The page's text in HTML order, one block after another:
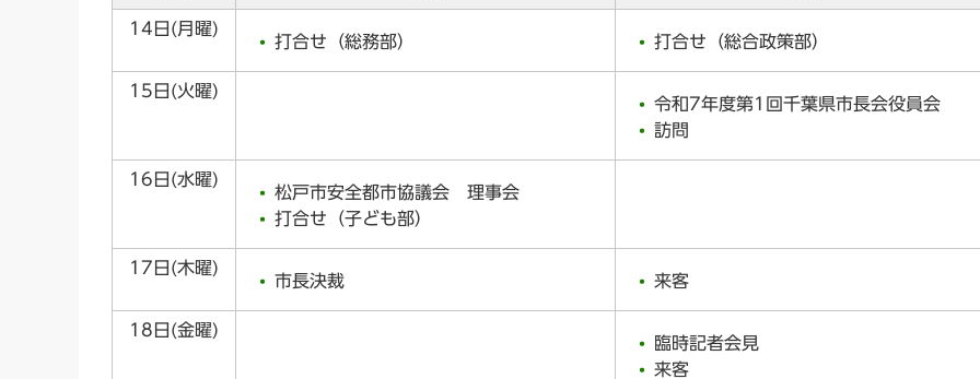
14日(月曜)
打合せ（総務部） 打合せ（総合政策部）
15日(火曜)
令和7年度第1回千葉県市長会役員会
訪問
16日(水曜)
松戸市安全都市協議会 理事会
打合せ（子ども部）
17日(木曜)
市長決裁 来客
18日(金曜)
臨時記者会見
来客